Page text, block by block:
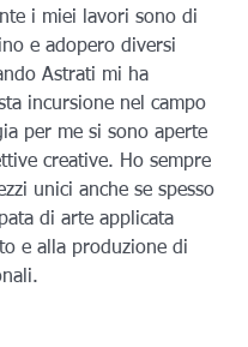
i miei lavori sono di
e adopero diversi
Astrati mi ha
incursione nel campo
per me si sono aperte
creative. Ho sempre
unici anche se spesso
di arte applicata
e alla produzione di